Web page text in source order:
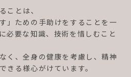
ことは、
」ための手助けをすることを一
必要な知識、技術を惜しむこと
く、全身の健康を考慮し、精神
きる様心がけています。